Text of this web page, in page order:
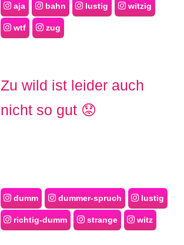
aja bahn lustig witzig
wtf zug
Zu wild ist leider auch
nicht so gut 😟
dumm dummer-spruch lustig
richtig-dumm strange witz